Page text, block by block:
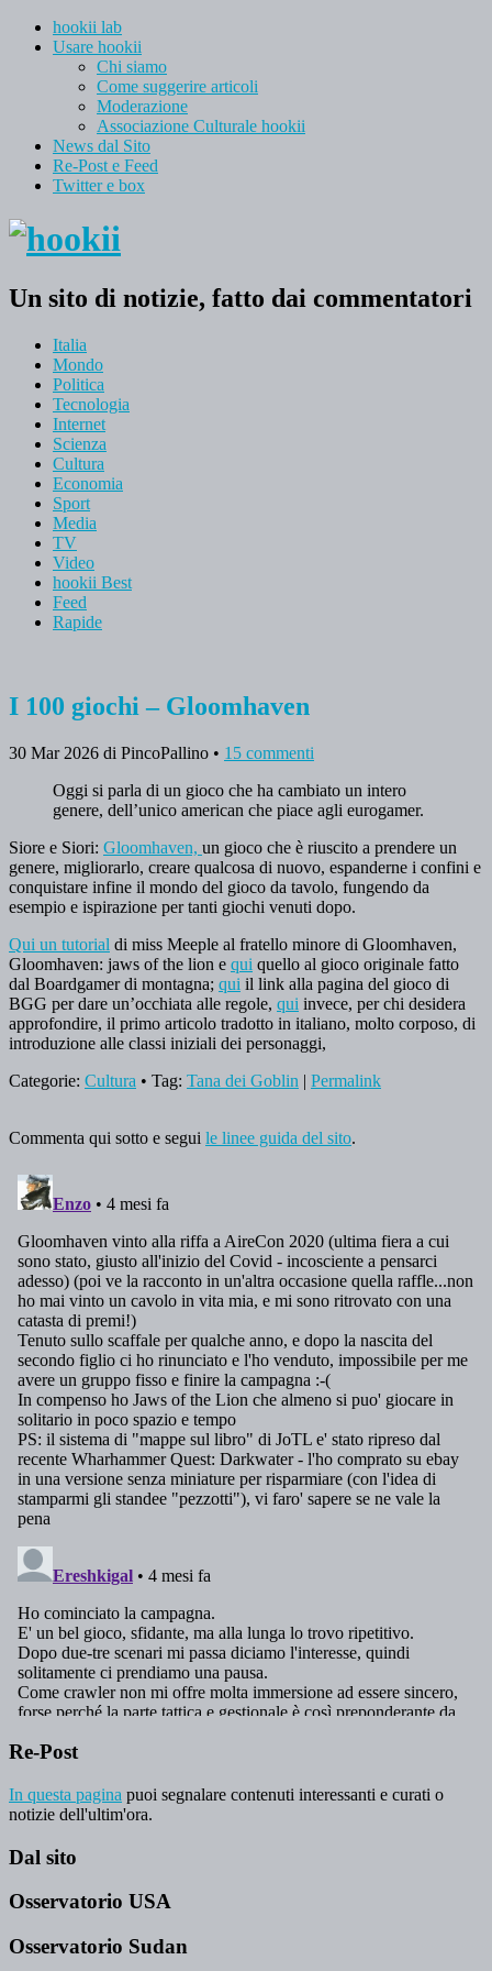
hookii lab
Usare hookii
Chi siamo
Come suggerire articoli
Moderazione
Associazione Culturale hookii
News dal Sito
Re-Post e Feed
Twitter e box
Un sito di notizie, fatto dai commentatori
Italia
Mondo
Politica
Tecnologia
Internet
Scienza
Cultura
Economia
Sport
Media
TV
Video
hookii Best
Feed
Rapide
I 100 giochi – Gloomhaven
30 Mar 2026 di PincoPallino • 15 commenti
Oggi si parla di un gioco che ha cambiato un intero
genere, dell’unico american che piace agli eurogamer.
Siore e Siori: Gloomhaven, un gioco che è riuscito a prendere un
genere, migliorarlo, creare qualcosa di nuovo, espanderne i confini e
conquistare infine il mondo del gioco da tavolo, fungendo da
esempio e ispirazione per tanti giochi venuti dopo.
Qui un tutorial di miss Meeple al fratello minore di Gloomhaven,
Gloomhaven: jaws of the lion e qui quello al gioco originale fatto
dal Boardgamer di montagna; qui il link alla pagina del gioco di
BGG per dare un’occhiata alle regole, qui invece, per chi desidera
approfondire, il primo articolo tradotto in italiano, molto corposo, di
introduzione alle classi iniziali dei personaggi,
Categorie: Cultura • Tag: Tana dei Goblin | Permalink
Commenta qui sotto e segui le linee guida del sito.
Re-Post
In questa pagina puoi segnalare contenuti interessanti e curati o
notizie dell'ultim'ora.
Dal sito
Osservatorio USA
Osservatorio Sudan